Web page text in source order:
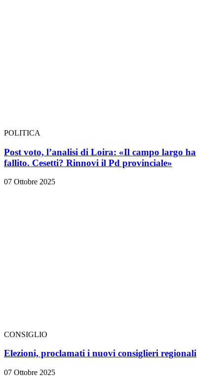
POLITICA
Post voto, l’analisi di Loira: «Il campo largo ha
fallito. Cesetti? Rinnovi il Pd provinciale»
07 Ottobre 2025
CONSIGLIO
Elezioni, proclamati i nuovi consiglieri regionali
07 Ottobre 2025